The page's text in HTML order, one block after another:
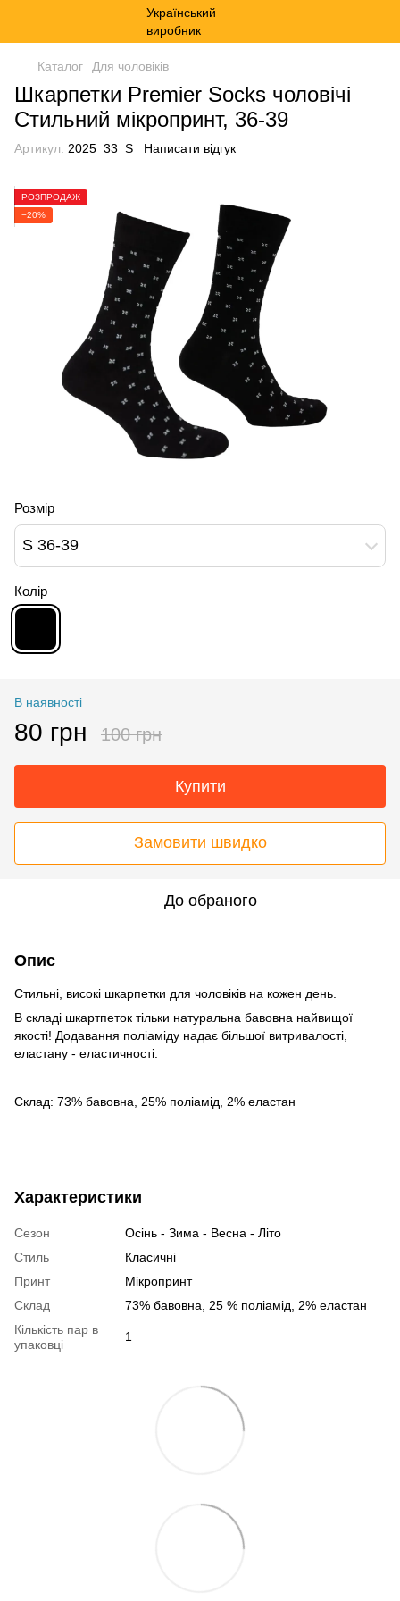
Каталог Для чоловіків
Шкарпетки Premier Socks чоловічі
Стильний мікропринт, 36-39
Артикул: 2025_33_S Написати відгук
РОЗПРОДАЖ
−20%
Розмір
S 36-39
Колір
В наявності
80 грн 100 грн
Купити
Замовити швидко
До обраного
Опис
Стильні, високі шкарпетки для чоловіків на кожен день.
В складі шкартпеток тільки натуральна бавовна найвищої
якості! Додавання поліаміду надає більшої витривалості,
еластану - еластичності.
Склад: 73% бавовна, 25% поліамід, 2% еластан
Характеристики
Сезон
Осінь - Зима - Весна - Літо
Стиль
Класичні
Принт
Мікропринт
Склад
73% бавовна, 25 % поліамід, 2% еластан
Кількість пар в
упаковці
1